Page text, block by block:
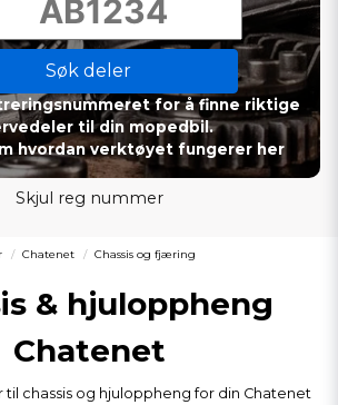
Søk deler
for å finne riktige
til din mopedbil.
hvordan verktøyet fungerer her
Skjul reg nummer
Chatenet Chassis og fjæring
& hjuloppheng
Chatenet
til chassis og hjuloppheng for din Chatenet